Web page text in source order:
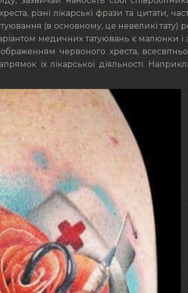
різні лікарські фрази та цитати,
(в основному, це невеликі тату)
медичних татуювань є малюнки і
червоного хреста, всесвітньої
їх лікарської діяльності.